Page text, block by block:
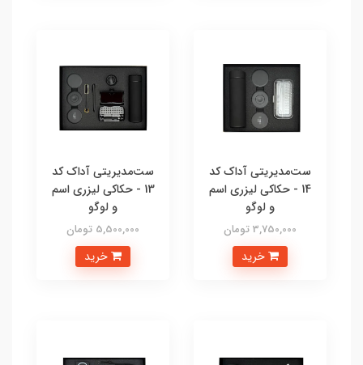
ست‌مدیریتی آداک کد
14 - حکاکی لیزری اسم
و لوگو
3,750,000 تومان
ست‌مدیریتی آداک کد
13 - حکاکی لیزری اسم
و لوگو
5,500,000 تومان